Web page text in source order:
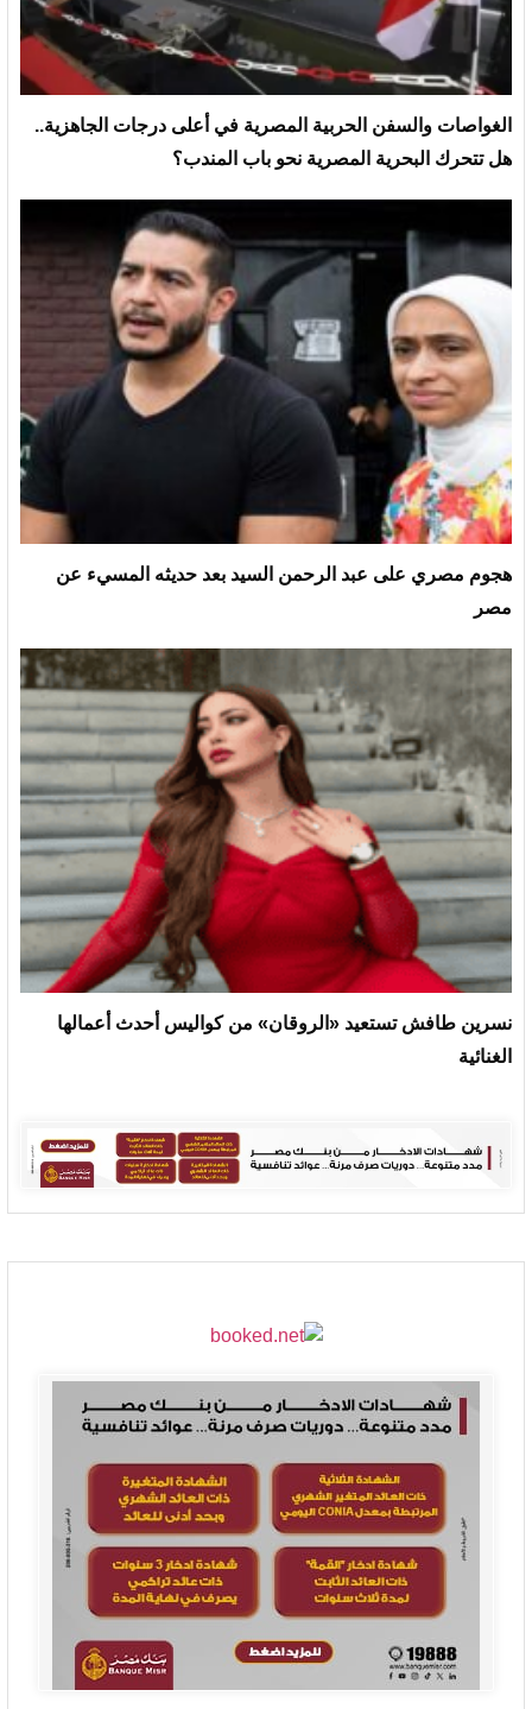
الغواصات والسفن الحربية المصرية في أعلى درجات الجاهزية..
هل تتحرك البحرية المصرية نحو باب المندب؟
هجوم مصري على عبد الرحمن السيد بعد حديثه المسيء عن
مصر
نسرين طافش تستعيد «الروقان» من كواليس أحدث أعمالها
الغنائية